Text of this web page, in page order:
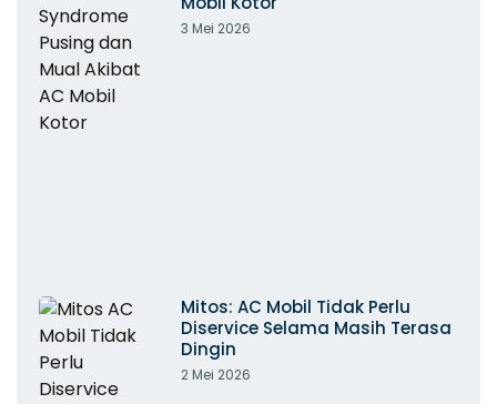
3 Mei 2026
Mitos: AC Mobil Tidak Perlu
Diservice Selama Masih Terasa
Dingin
2 Mei 2026